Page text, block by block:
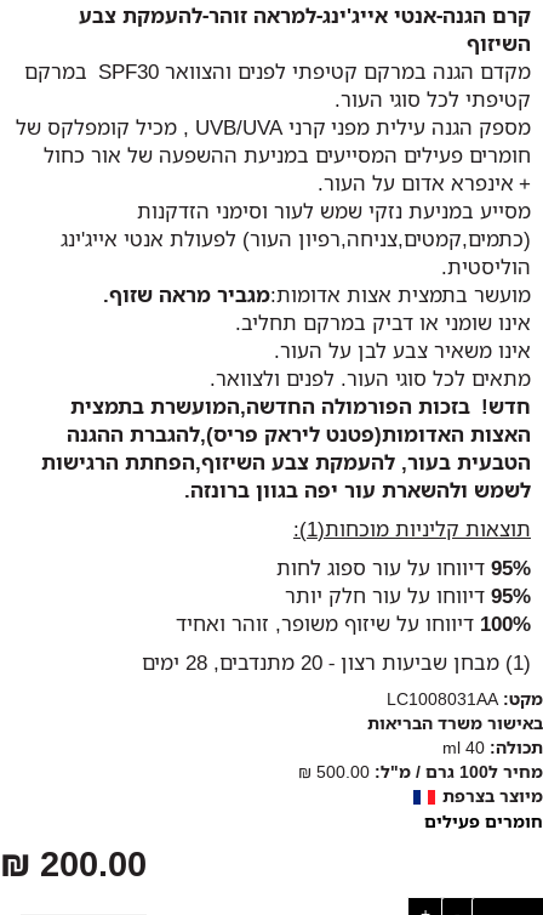
קרם הגנה-אנטי אייג'ינג-למראה זוהר-להעמקת צבע
השיזוף
מקדם הגנה במרקם קטיפתי לפנים והצוואר SPF30 במרקם
קטיפתי לכל סוגי העור.
מספק הגנה עילית מפני קרני UVB/UVA , מכיל קומפלקס של
חומרים פעילים המסייעים במניעת ההשפעה של אור כחול
+ אינפרא אדום על העור.
מסייע במניעת נזקי שמש לעור וסימני הזדקנות
(כתמים,קמטים,צניחה,רפיון העור) לפעולת אנטי אייג'ינג
הוליסטית.
מועשר בתמצית אצות אדומות:מגביר מראה שזוף.
אינו שומני או דביק במרקם תחליב.
אינו משאיר צבע לבן על העור.
מתאים לכל סוגי העור. לפנים ולצוואר.
חדש! בזכות הפורמולה החדשה,המועשרת בתמצית
האצות האדומות(פטנט ליראק פריס),להגברת ההגנה
הטבעית בעור, להעמקת צבע השיזוף,הפחתת הרגישות
לשמש ולהשארת עור יפה בגוון ברונזה.
תוצאות קליניות מוכחות(1):
95% דיווחו על עור ספוג לחות
95% דיווחו על עור חלק יותר
100% דיווחו על שיזוף משופר, זוהר ואחיד
(1) מבחן שביעות רצון - 20 מתנדבים, 28 ימים
מקט: LC1008031AA
באישור משרד הבריאות
תכולה: 40 ml
מחיר ל100 גרם / מ"ל:
500.00 ₪
מיוצר בצרפת
חומרים פעילים
200.00 ₪